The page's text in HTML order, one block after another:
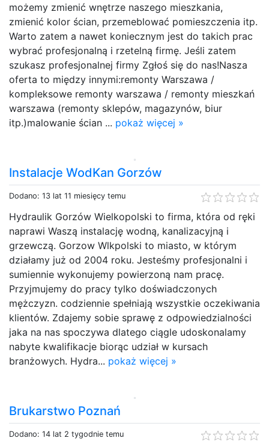
możemy zmienić wnętrze naszego mieszkania,
zmienić kolor ścian, przemeblować pomieszczenia itp.
Warto zatem a nawet koniecznym jest do takich prac
wybrać profesjonalną i rzetelną firmę. Jeśli zatem
szukasz profesjonalnej firmy Zgłoś się do nas!Nasza
oferta to między innymi:remonty Warszawa /
kompleksowe remonty warszawa / remonty mieszkań
warszawa (remonty sklepów, magazynów, biur
itp.)malowanie ścian ... pokaż więcej »
Instalacje WodKan Gorzów
Dodano: 13 lat 11 miesięcy temu
Hydraulik Gorzów Wielkopolski to firma, która od ręki
naprawi Waszą instalację wodną, kanalizacyjną i
grzewczą. Gorzow Wlkpolski to miasto, w którym
działamy już od 2004 roku. Jesteśmy profesjonalni i
sumiennie wykonujemy powierzoną nam pracę.
Przyjmujemy do pracy tylko doświadczonych
mężczyzn. codziennie spełniają wszystkie oczekiwania
klientów. Zdajemy sobie sprawę z odpowiedzialności
jaka na nas spoczywa dlatego ciągle udoskonalamy
nabyte kwalifikacje biorąc udział w kursach
branżowych. Hydra... pokaż więcej »
Brukarstwo Poznań
Dodano: 14 lat 2 tygodnie temu